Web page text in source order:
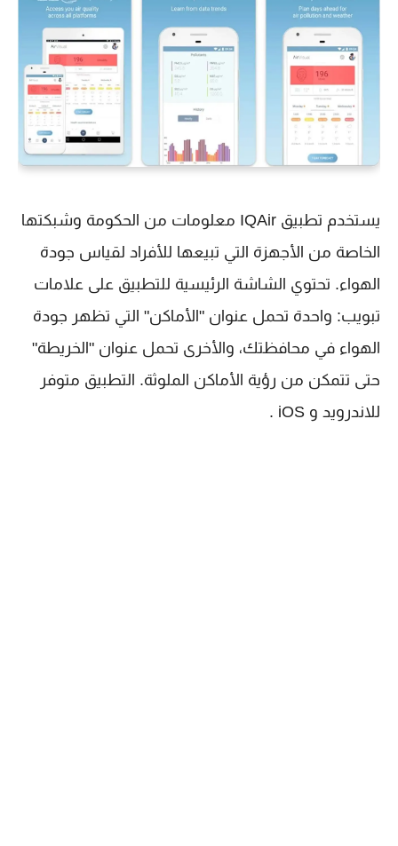
يستخدم تطبيق IQAir معلومات من الحكومة وشبكتها
الخاصة من الأجهزة التي تبيعها للأفراد لقياس جودة
الهواء. تحتوي الشاشة الرئيسية للتطبيق على علامات
تبويب: واحدة تحمل عنوان "الأماكن" التي تظهر جودة
الهواء في محافظتك، والأخرى تحمل عنوان "الخريطة"
حتى تتمكن من رؤية الأماكن الملوثة. التطبيق متوفر
للاندرويد و iOS .